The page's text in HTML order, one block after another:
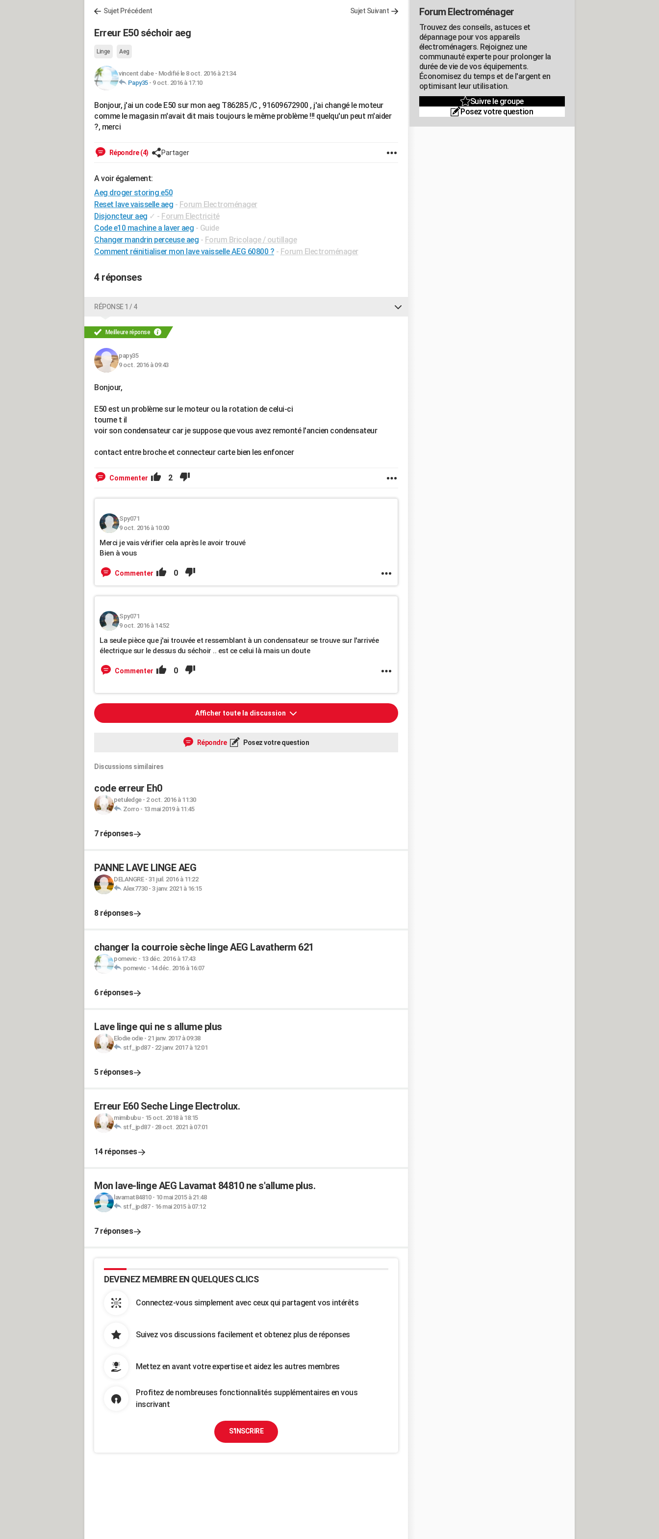
Sujet Précédent Sujet Suivant
Erreur E50 séchoir aeg
Linge Aeg
vincent dabe- Modifié le 8 oct. 2016 à 21:34
Papy35- 9 oct. 2016 à 17:10
Bonjour, j'ai un code E50 sur mon aeg T86285 /C , 91609672900 , j'ai changé le moteur
comme le magasin m'avait dit mais toujours le même problème !!! quelqu'un peut m'aider
?, merci
Répondre (4) Partager
A voir également:
Aeg droger storing e50
Reset lave vaisselle aeg - Forum Electroménager
Disjoncteur aeg ✓ - Forum Electricité
Code e10 machine a laver aeg - Guide
Changer mandrin perceuse aeg - Forum Bricolage / outillage
Comment réinitialiser mon lave vaisselle AEG 60800 ? - Forum Electroménager
4 réponses
RÉPONSE 1 / 4
Meilleure réponse
papy35
9 oct. 2016 à 09:43
Bonjour,
E50 est un problème sur le moteur ou la rotation de celui-ci
tourne t il
voir son condensateur car je suppose que vous avez remonté l'ancien condensateur
contact entre broche et connecteur carte bien les enfoncer
Commenter 2
Spy071
9 oct. 2016 à 10:00
Merci je vais vérifier cela après le avoir trouvé
Bien à vous
Commenter 0
Spy071
9 oct. 2016 à 14:52
La seule pièce que j'ai trouvée et ressemblant à un condensateur se trouve sur l'arrivée
électrique sur le dessus du séchoir .. est ce celui là mais un doute
Commenter 0
Afficher toute la discussion
Répondre Posez votre question
Discussions similaires
code erreur Eh0
petuledge- 2 oct. 2016 à 11:30
Zorro- 13 mai 2019 à 11:45
7 réponses
PANNE LAVE LINGE AEG
DELANGRE- 31 juil. 2016 à 11:22
Alex7730- 3 janv. 2021 à 16:15
8 réponses
changer la courroie sèche linge AEG Lavatherm 621
pomevic - 13 déc. 2016 à 17:43
pomevic - 14 déc. 2016 à 16:07
6 réponses
Lave linge qui ne s allume plus
Elodie odie- 21 janv. 2017 à 09:38
stf_jpd87- 22 janv. 2017 à 12:01
5 réponses
Erreur E60 Seche Linge Electrolux.
mimibubu- 15 oct. 2018 à 18:15
stf_jpd87- 28 oct. 2021 à 07:01
14 réponses
Mon lave-linge AEG Lavamat 84810 ne s'allume plus.
lavamat84810- 10 mai 2015 à 21:48
stf_jpd87- 16 mai 2015 à 07:12
7 réponses
DEVENEZ MEMBRE EN QUELQUES CLICS
Connectez-vous simplement avec ceux qui partagent vos intérêts
Suivez vos discussions facilement et obtenez plus de réponses
Mettez en avant votre expertise et aidez les autres membres
Profitez de nombreuses fonctionnalités supplémentaires en vous
inscrivant
S'INSCRIRE
Forum Electroménager
Trouvez des conseils, astuces et
dépannage pour vos appareils
électroménagers. Rejoignez une
communauté experte pour prolonger la
durée de vie de vos équipements.
Économisez du temps et de l'argent en
optimisant leur utilisation.
Suivre le groupe
Posez votre question